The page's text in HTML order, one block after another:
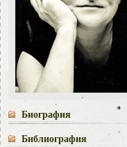
Биография
Библиография